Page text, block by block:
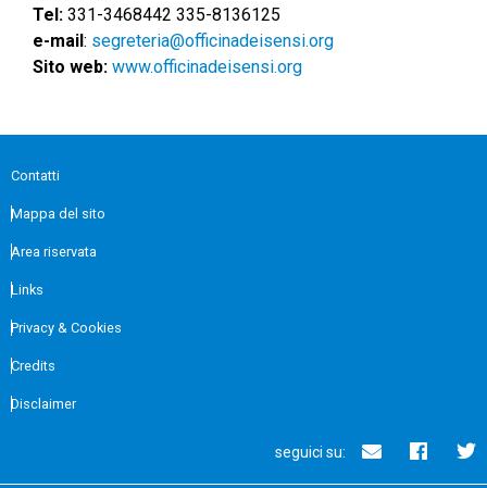
Tel: 331-3468442 335-8136125
e-mail: segreteria@officinadeisensi.org
Sito web: www.officinadeisensi.org
Contatti
Mappa del sito
Area riservata
Links
Privacy & Cookies
Credits
Disclaimer
seguici su: